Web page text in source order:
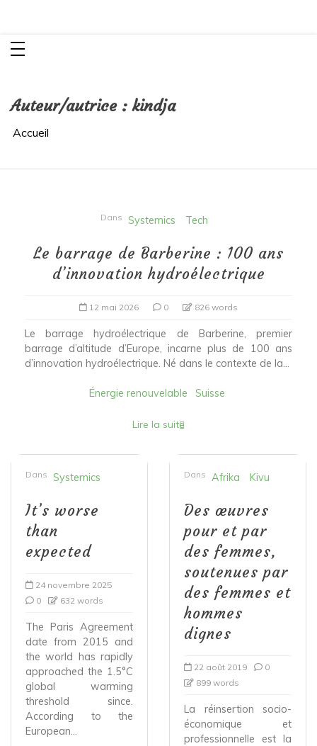
Auteur/autrice :kindja
Accueil
Dans Systemics Tech
Le barrage de Barberine : 100 ans
d’innovation hydroélectrique
12 mai 2026 0 826 words
Le barrage hydroélectrique de Barberine, premier
barrage d’altitude d’Europe, incarne plus de 100 ans
d’innovation hydroélectrique. Né dans le contexte de la...
Énergie renouvelable Suisse
Lire la suite
Dans Systemics
It’s worse
than
expected
24 novembre 2025
0
632 words
The Paris Agreement
date from 2015 and
the world has rapidly
approached the 1.5°C
global warming
threshold since.
According to the
European...
Dans Afrika Kivu
Des œuvres
pour et par
des femmes,
soutenues par
des femmes et
hommes
dignes
22 août 2019
0
899 words
La réinsertion socio-
économique et
professionnelle est la